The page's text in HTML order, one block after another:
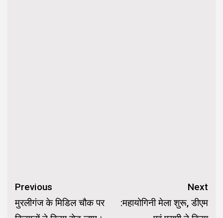
Continue
Reading
Previous
मुरलीगंज के मिडिल चौक पर
Next
:महायोगिनी मेला शुरू, डीएम